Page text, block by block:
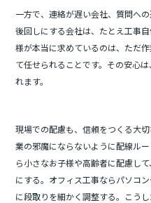
一方で、連絡が遅い会社、質問へ
後回しにする会社は、たとえ工事
様が本当に求めているのは、ただ
て任せられることです。その安心
れます。
現場での配慮も、信頼をつくる大
業の邪魔にならないように配線ル
ら小さなお子様や高齢者に配慮し
にする。オフィス工事ならパソコ
に段取りを細かく調整する。こう